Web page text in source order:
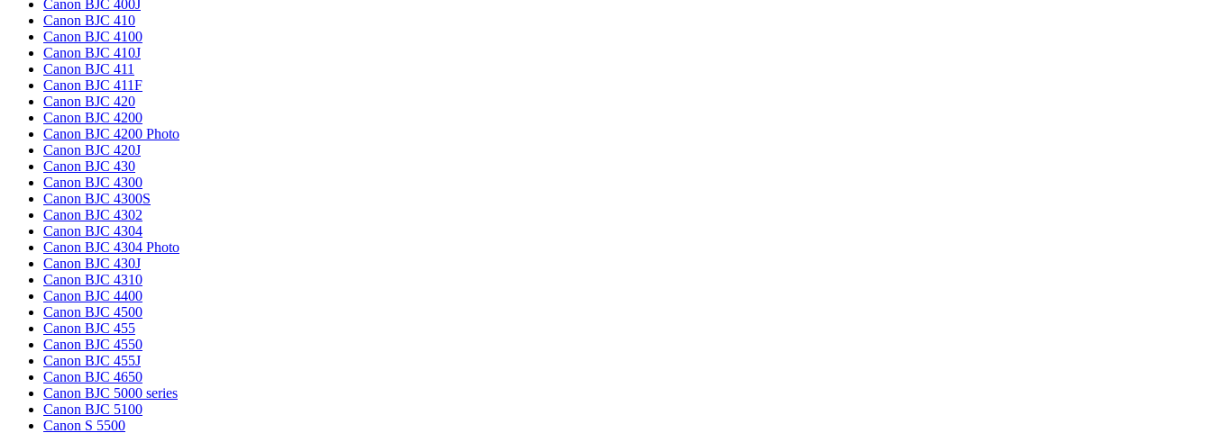
Canon BJC 400J
Canon BJC 410
Canon BJC 4100
Canon BJC 410J
Canon BJC 411
Canon BJC 411F
Canon BJC 420
Canon BJC 4200
Canon BJC 4200 Photo
Canon BJC 420J
Canon BJC 430
Canon BJC 4300
Canon BJC 4300S
Canon BJC 4302
Canon BJC 4304
Canon BJC 4304 Photo
Canon BJC 430J
Canon BJC 4310
Canon BJC 4400
Canon BJC 4500
Canon BJC 455
Canon BJC 4550
Canon BJC 455J
Canon BJC 4650
Canon BJC 5000 series
Canon BJC 5100
Canon S 5500